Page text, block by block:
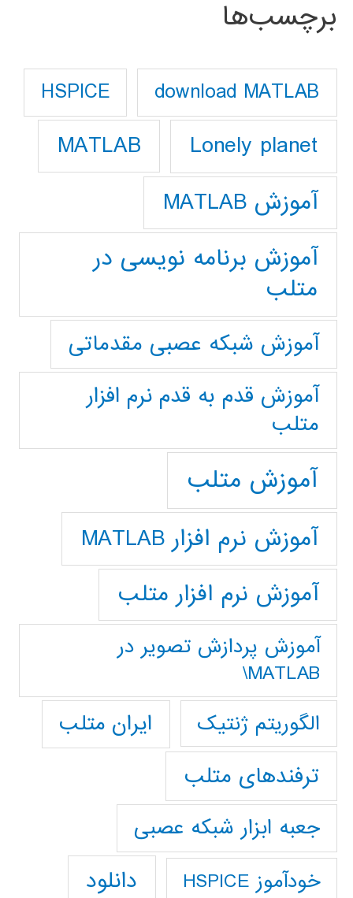
برچسب‌ها
download MATLAB
HSPICE
Lonely planet
MATLAB
آموزش MATLAB
آموزش برنامه نویسی در
متلب
آموزش شبکه عصبی مقدماتی
آموزش قدم به قدم نرم افزار
متلب
آموزش متلب
آموزش نرم افزار MATLAB
آموزش نرم افزار متلب
آموزش پردازش تصوير در
MATLAB\
الگوریتم ژنتیک
ایران متلب
ترفندهای متلب
جعبه ابزار شبکه عصبی
خودآموز HSPICE دانلود